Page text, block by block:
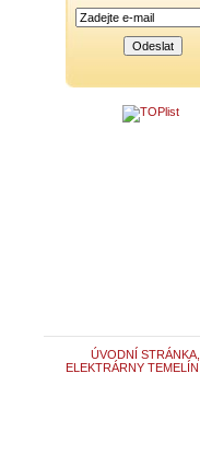
ÚVODNÍ
ELEKTRÁRNY TEMELÍN